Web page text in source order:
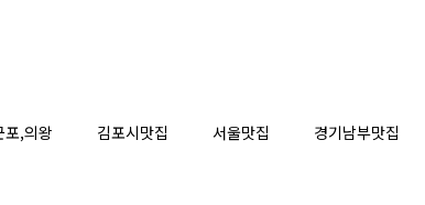
포,의왕 김포시맛집 서울맛집 경기남부맛집